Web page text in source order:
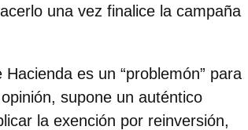
una vez finalice la campaña
es un “problemón” para
supone un auténtico
la exención por reinversión,